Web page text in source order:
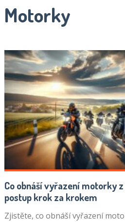
Motorky
Co obnáší vyřazení motorky
postup krok za krokem
Zjistěte, co obnáší vyřazení